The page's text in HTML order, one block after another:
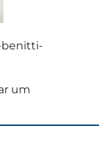
benitti-
um